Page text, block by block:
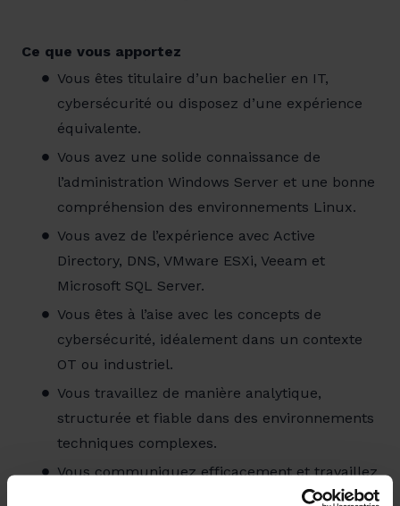
Ce que vous apportez
Vous êtes titulaire d’un bachelier en IT,
cybersécurité ou disposez d’une expérience
équivalente.
Vous avez une solide connaissance de
l’administration Windows Server et une bonne
compréhension des environnements Linux.
Vous avez de l’expérience avec Active
Directory, DNS, VMware ESXi, Veeam et
Microsoft SQL Server.
Vous êtes à l’aise avec les concepts de
cybersécurité, idéalement dans un contexte
OT ou industriel.
Vous travaillez de manière analytique,
structurée et fiable dans des environnements
techniques complexes.
Vous communiquez efficacement et travaillez
en équipe en anglais et en français ou en